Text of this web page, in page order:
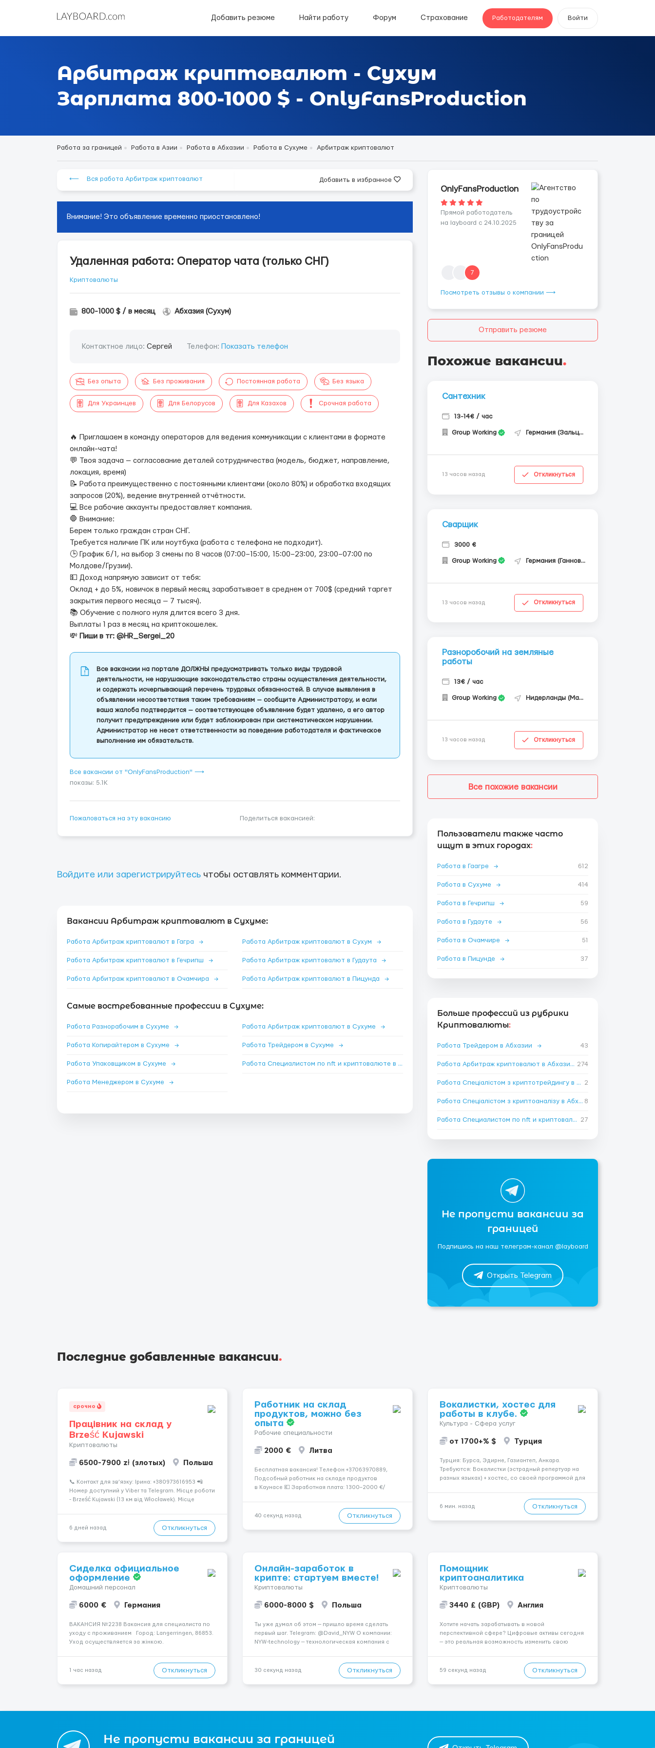
Добавить резюме Найти работу Форум Страхование Работодателям Войти
Арбитраж криптовалют - Сухум
Зарплата 800-1000 $ - OnlyFansProduction
Работа за границей Работа в Азии Работа в Абхазии Работа в Сухуме Арбитраж криптовалют
⟵ Вся работа Арбитраж криптовалют Добавить в избранное
Внимание! Это объявление временно приостановлено!
Удаленная работа: Оператор чата (только СНГ)
Криптовалюты
800-1000 $ / в месяц Абхазия (Сухум)
Контактное лицо: Сергей Телефон: Показать телефон
Без опыта Без проживания Постоянная работа Без языка
Для Украинцев Для Белорусов Для Казахов Срочная работа
🔥 Приглашаем в команду операторов для ведения коммуникации с клиентами в формате
онлайн-чата!
💬 Твоя задача — согласование деталей сотрудничества (модель, бюджет, направление,
локация, время)
📝 Работа преимущественно с постоянными клиентами (около 80%) и обработка входящих
запросов (20%), ведение внутренней отчётности.
💻 Все рабочие аккаунты предоставляет компания.
🛑 Внимание:
Берем только граждан стран СНГ.
Требуется наличие ПК или ноутбука (работа с телефона не подходит).
🕒 График 6/1, на выбор 3 смены по 8 часов (07:00–15:00, 15:00–23:00, 23:00–07:00 по
Молдове/Грузии).
💵 Доход напрямую зависит от тебя:
Оклад + до 5%, новичок в первый месяц зарабатывает в среднем от 700$ (средний таргет
закрытия первого месяца — 7 тысяч).
📚 Обучение с полного нуля длится всего 3 дня.
Выплаты 1 раз в месяц на криптокошелек.
💸
Пиши в тг: @HR_Sergei_20
Все вакансии на портале ДОЛЖНЫ предусматривать только виды трудовой
деятельности, не нарушающие законодательство страны осуществления деятельности,
и содержать исчерпывающий перечень трудовых обязанностей. В случае выявления в
объявлении несоответствия таким требованиям — сообщите Администратору, и если
ваша жалоба подтвердится — соответствующее объявление будет удалено, а его автор
получит предупреждение или будет заблокирован при систематическом нарушении.
Администратор не несет ответственности за поведение работодателя и фактическое
выполнение им обязательств.
Все вакансии от "OnlyFansProduction" ⟶
показы: 5.1K
Пожаловаться на эту вакансию Поделиться вакансией:
Войдите или зарегистрируйтесь чтобы оставлять комментарии.
Вакансии Арбитраж криптовалют в Сухуме:
Работа Арбитраж криптовалют в Гагра → Работа Арбитраж криптовалют в Сухум →
Работа Арбитраж криптовалют в Гечрипш → Работа Арбитраж криптовалют в Гудаута →
Работа Арбитраж криптовалют в Очамчира → Работа Арбитраж криптовалют в Пицунда →
Самые востребованные профессии в Сухуме:
Работа Разнорабочим в Сухуме → Работа Арбитраж криптовалют в Сухуме →
Работа Копирайтером в Сухуме → Работа Трейдером в Сухуме →
Работа Упаковщиком в Сухуме → Работа Специалистом по nft и криптовалюте в Сухуме
Работа Менеджером в Сухуме →
OnlyFansProduction
Прямой работодатель
на layboard с 24.10.2025
7
Посмотреть отзывы о компании ⟶
Отправить резюме
Похожие вакансии.
Сантехник
13-14€ / час
Group Working Германия (Зальцгиттер)
13 часов назад Откликнуться
Сварщик
3000 €
Group Working Германия (Ганновер)
13 часов назад Откликнуться
Разноробочий на земляные
работы
13€ / час
Group Working Нидерланды (Маастрихт)
13 часов назад Откликнуться
Все похожие вакансии
Пользователи также часто
ищут в этих городах:
Работа в Гаагре → 612
Работа в Сухуме → 414
Работа в Гечрипш → 59
Работа в Гудауте → 56
Работа в Очамчире → 51
Работа в Пицунде → 37
Больше профессий из рубрики
Криптовалюты:
Работа Трейдером в Абхазии → 43
Работа Арбитраж криптовалют в Абхазии →
274
Работа Спеціалістом з криптотрейдингу в Абхазии 2
Работа Спеціалістом з криптоаналізу в Абхазии 8
Работа Специалистом по nft и криптовалюте в Абхазии 27
Не пропусти вакансии за
границей
Подпишись на наш телеграм-канал @layboard
Открыть Telegram
Последние добавленные вакансии.
срочно
Працівник на склад у
Brześć Kujawski
Криптовалюты
6500-7900 zł (злотых) Польша
📞 Контакт для зв’язку: Ірина: +380973616953 📲
Номер доступний у Viber та Telegram. Місце роботи
- Brześć Kujawski (13 км від Włocławek). Місце
вар...
6 дней назад Откликнуться
Работник на склад
продуктов, можно без
опыта
Рабочие специальности
2000 € Литва
Бесплатная вакансия! Tелефон +37063970889,
Подсобный работник на складе продуктов
в Каунасе 💶 Заработная плата: 1300–2000 €/
рабочих дней в неделю (пн–сб, плавающий
40 секунд назад Откликнуться
Вокалистки, хостес для
работы в клубе.
Культура - Сфера услуг
от 1700+% $ Турция
Турция: Бурса, Эдирне, Газиантеп, Анкара.
Требуются: Вокалистки (эстрадный репертуар на
разных языках) + хостеc, со своей программой для
трех месяцев. Мед. страховка. Высокая зарплат...
6 мин. назад Откликнуться
Сиделка официальное
оформление
Домашний персонал
6000 € Германия
ВАКАНСИЯ №2238 Вакансия для специалиста по
уходу с проживанием Город: Langerringen, 86853.
Уход осуществляется за жінкою.
(можливість сидіти є). Ночью пациент: Іноді
1 час назад Откликнуться
Онлайн-заработок в
крипте: стартуем вместе!
Криптовалюты
6000-8000 $ Польша
Ты уже думал об этом — пришло время сделать
первый шаг. Telegram: @David_NYW О компании:
NYW-technology — технологическая компания с
востребованы по всему миру. 🌐 Мы ценим людей, а
30 секунд назад Откликнуться
Помощник
криптоаналитика
Криптовалюты
3440 £ (GBP) Англия
Хотите начать зарабатывать в новой
перспективной сфере? Цифровые активы сегодня
— это реальная возможность изменить свою
Что мы предлагаем: 🔹 Гибкая работа:
Самостоятельно выбирайте, где и когд...
59 секунд назад Откликнуться
Не пропусти вакансии за границей